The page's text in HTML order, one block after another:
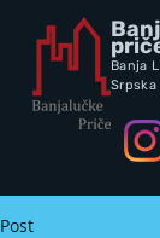
Banja
Srpska
Post